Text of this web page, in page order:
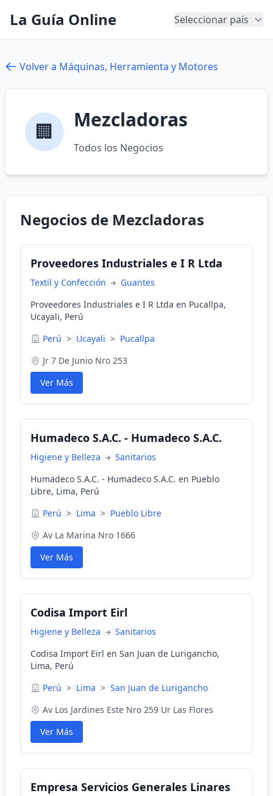
La Guía Online Seleccionar país
Volver a Máquinas, Herramienta y Motores
🏢 Mezcladoras
Todos los Negocios
Negocios de Mezcladoras
Proveedores Industriales e I R Ltda
Textil y Confección
Guantes
Proveedores Industriales e I R Ltda en Pucallpa,
Ucayali, Perú
Perú > Ucayali > Pucallpa
Jr 7 De Junio Nro 253
Ver Más
Humadeco S.A.C. - Humadeco S.A.C.
Higiene y Belleza
Sanitarios
Humadeco S.A.C. - Humadeco S.A.C. en Pueblo
Libre, Lima, Perú
Perú > Lima > Pueblo Libre
Av La Marina Nro 1666
Ver Más
Codisa Import Eirl
Higiene y Belleza
Sanitarios
Codisa Import Eirl en San Juan de Lurigancho,
Lima, Perú
Perú > Lima > San Juan de Lurigancho
Av Los Jardines Este Nro 259 Ur Las Flores
Ver Más
Empresa Servicios Generales Linares